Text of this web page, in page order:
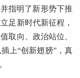
指明了新形势下推
足新时代新征程，
取向、政治站位、
上“创新翅膀”，真